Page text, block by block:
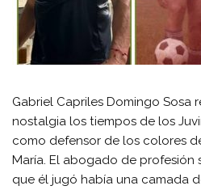
Gabriel Capriles Domingo Sosa
nostalgia los tiempos de los
como defensor de los colores
María. El abogado de profesión
que él jugó había una camada